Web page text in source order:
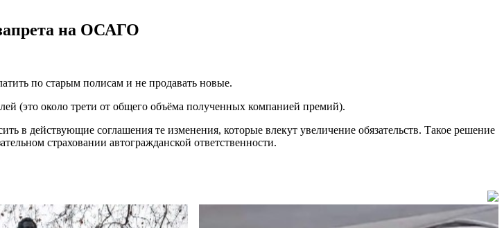
запрета на ОСАГО
по старым полисам и не продавать новые.
(это около трети от общего объёма полученных компанией премий).
в действующие соглашения те изменения, которые влекут увеличение обязательств. Такое решение
страховании автогражданской ответственности.